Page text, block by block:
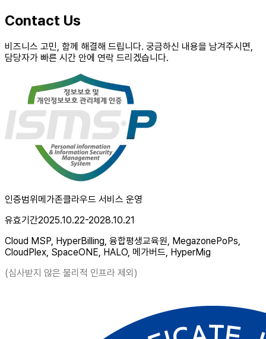
Contact Us
비즈니스 고민, 함께 해결해 드립니다. 궁금하신 내용을 남겨주시면,
담당자가 빠른 시간 안에 연락 드리겠습니다.
인증범위메가존클라우드 서비스 운영
유효기간2025.10.22-2028.10.21
Cloud MSP, HyperBilling, 융합평생교육원, MegazonePoPs,
CloudPlex, SpaceONE, HALO, 메가버드, HyperMig
(심사받지 않은 물리적 인프라 제외)